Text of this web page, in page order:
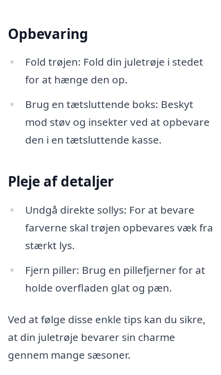
Opbevaring
Fold trøjen: Fold din juletrøje i stedet
for at hænge den op.
Brug en tætsluttende boks: Beskyt
mod støv og insekter ved at opbevare
den i en tætsluttende kasse.
Pleje af detaljer
Undgå direkte sollys: For at bevare
farverne skal trøjen opbevares væk fra
stærkt lys.
Fjern piller: Brug en pillefjerner for at
holde overfladen glat og pæn.
Ved at følge disse enkle tips kan du sikre,
at din juletrøje bevarer sin charme
gennem mange sæsoner.